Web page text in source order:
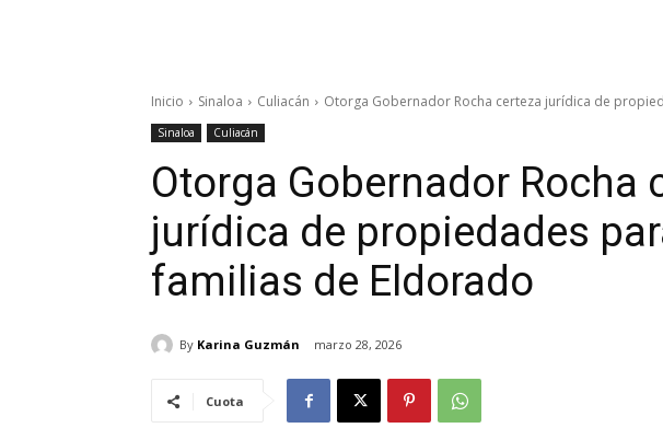
Inicio Sinaloa Culiacán Otorga Gobernador Rocha certeza jurídica de
Sinaloa Culiacán
Otorga Gobernador Rocha
jurídica de propiedades
familias de Eldorado
By Karina Guzmán marzo 28, 2026
Cuota